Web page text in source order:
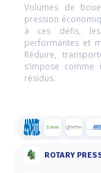
Volumes de
pression
à ces défis, les
performantes et
Réduire,
s’impose
résidus.
ROTARY